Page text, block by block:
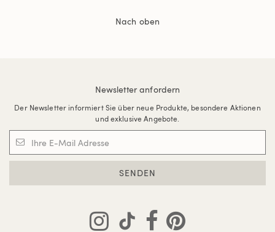
Nach oben
Newsletter anfordern
Der Newsletter informiert Sie über neue Produkte, besondere Aktionen
und exklusive Angebote.
SENDEN